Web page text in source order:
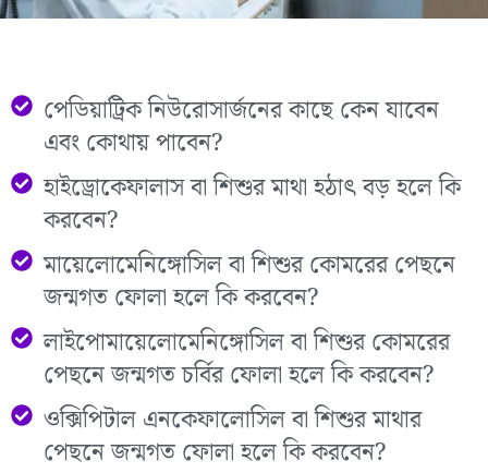
পেডিয়াট্রিক নিউরোসার্জনের কাছে কেন যাবেন
এবং কোথায় পাবেন?
হাইড্রোকেফালাস বা শিশুর মাথা হঠাৎ বড় হলে কি
করবেন?
মায়েলোমেনিঙ্গোসিল বা শিশুর কোমরের পেছনে
জন্মগত ফোলা হলে কি করবেন?
লাইপোমায়েলোমেনিঙ্গোসিল বা শিশুর কোমরের
পেছনে জন্মগত চর্বির ফোলা হলে কি করবেন?
ওক্সিপিটাল এনকেফালোসিল বা শিশুর মাথার
পেছনে জন্মগত ফোলা হলে কি করবেন?